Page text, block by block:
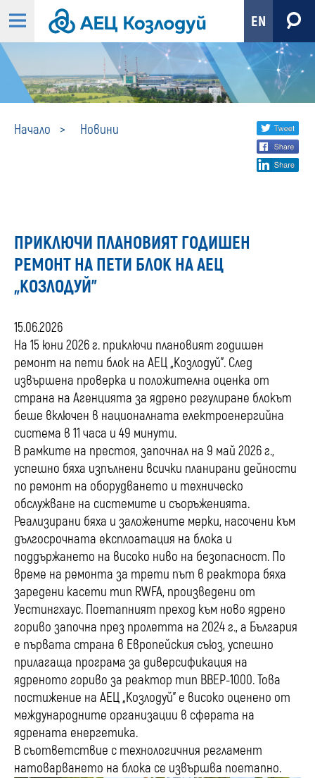
EN
Начало Новини
Share
social
ПРИКЛЮЧИ ПЛАНОВИЯТ ГОДИШЕН
РЕМОНТ НА ПЕТИ БЛОК НА АЕЦ
„КОЗЛОДУЙ”
15.06.2026
На 15 юни 2026 г. приключи плановият годишен
ремонт на пети блок на АЕЦ „Козлодуй”. След
извършена проверка и положителна оценка от
страна на Агенцията за ядрено регулиране блокът
беше включен в националната електроенергийна
система в 11 часа и 49 минути.
В рамките на престоя, започнал на 9 май 2026 г.,
успешно бяха изпълнени всички планирани дейности
по ремонт на оборудването и техническо
обслужване на системите и съоръженията.
Реализирани бяха и заложените мерки, насочени към
дългосрочната експлоатация на блока и
поддържането на високо ниво на безопасност. По
време на ремонта за трети път в реактора бяха
заредени касети тип RWFA, произведени от
Уестингхаус. Поетапният преход към ново ядрено
гориво започна през пролетта на 2024 г., а България
е първата страна в Европейския съюз, успешно
прилагаща програма за диверсификация на
ядреното гориво за реактор тип ВВЕР-1000. Това
постижение на АЕЦ „Козлодуй” е високо оценено от
международните организации в сферата на
ядрената енергетика.
В съответствие с технологичния регламент
натоварването на блока се извършва поетапно.